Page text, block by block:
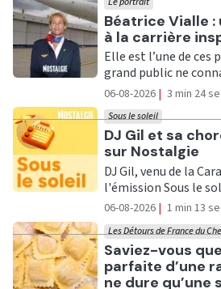
Ecouter
Béatrice Vialle
à la carrière
Elle est l’une de ces
grand public ne
06-08-2026 | 3 min 24
Ecouter
DJ Gil et sa
sur Nostalgie
Sous le soleil
DJ Gil, venu de la
l'émission Sous le
06-08-2026 | 1 min 13
Ecouter
Saviez-vous
parfaite d’une
ne dure qu’une
Les Détours de France du